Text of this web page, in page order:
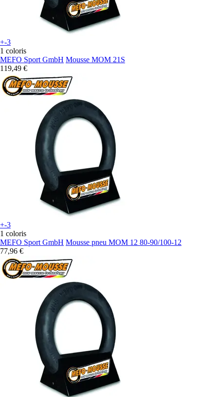
+-3
1 coloris
MEFO Sport GmbH Mousse MOM 21S
119,49 €
+-3
1 coloris
MEFO Sport GmbH Mousse pneu MOM 12 80-90/100-12
77,96 €